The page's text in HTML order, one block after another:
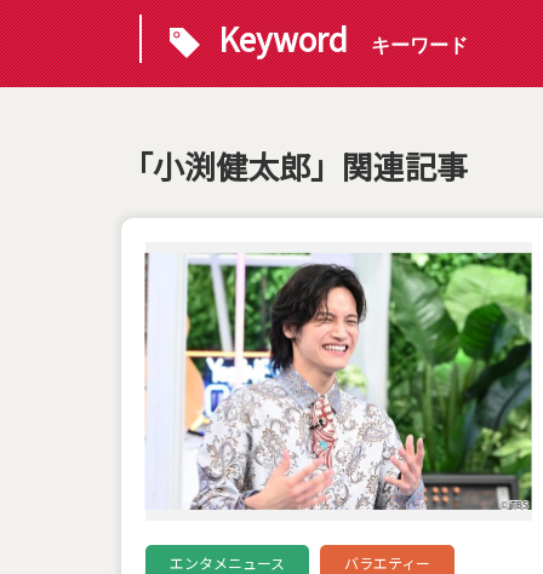
Keyword キーワード
「小渕健太郎」関連記事
エンタメニュース バラエティー